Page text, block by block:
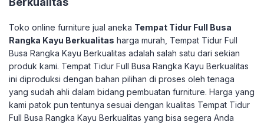
Toko online furniture jual aneka Tempat Tidur Full Busa
Rangka Kayu Berkualitas harga murah, Tempat Tidur Full
Busa Rangka Kayu Berkualitas adalah salah satu dari sekian
produk kami. Tempat Tidur Full Busa Rangka Kayu Berkualitas
ini diproduksi dengan bahan pilihan di proses oleh tenaga
yang sudah ahli dalam bidang pembuatan furniture. Harga yang
kami patok pun tentunya sesuai dengan kualitas Tempat Tidur
Full Busa Rangka Kayu Berkualitas yang bisa segera Anda